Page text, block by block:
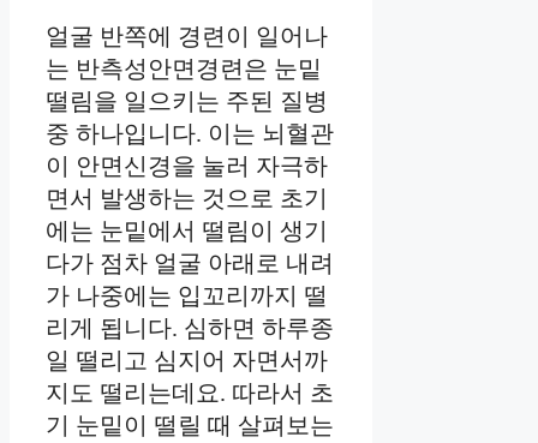
얼굴 반쪽에 경련이 일어나
는 반측성안면경련은 눈밑
떨림을 일으키는 주된 질병
중 하나입니다. 이는 뇌혈관
이 안면신경을 눌러 자극하
면서 발생하는 것으로 초기
에는 눈밑에서 떨림이 생기
다가 점차 얼굴 아래로 내려
가 나중에는 입꼬리까지 떨
리게 됩니다. 심하면 하루종
일 떨리고 심지어 자면서까
지도 떨리는데요. 따라서 초
기 눈밑이 떨릴 때 살펴보는